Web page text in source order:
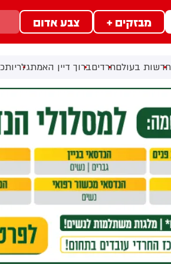
מבזקים + צבע אדום
חדשות בעולםחרדיםברוך דיין האמתגלריות